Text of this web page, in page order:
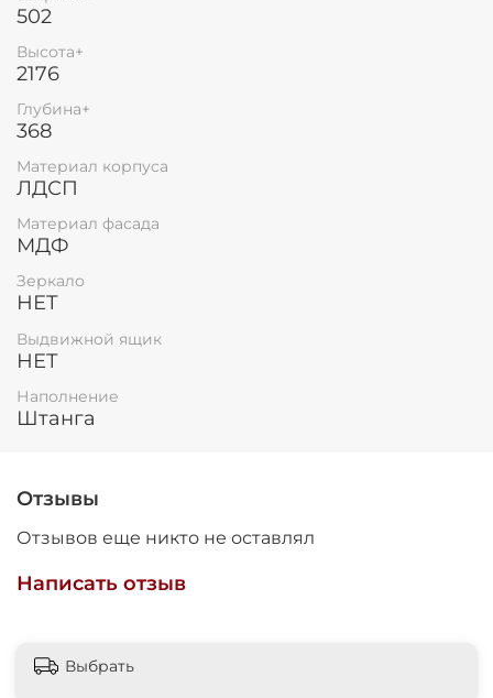
502
Высота+
2176
Глубина+
368
Материал корпуса
ЛДСП
Материал фасада
МДФ
Зеркало
НЕТ
Выдвижной ящик
НЕТ
Наполнение
Штанга
Отзывы
Отзывов еще никто не оставлял
Написать отзыв
Выбрать